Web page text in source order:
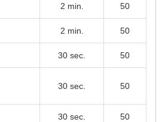
2 min. 50
2 min. 50
30 sec. 50
30 sec. 50
30 sec. 50